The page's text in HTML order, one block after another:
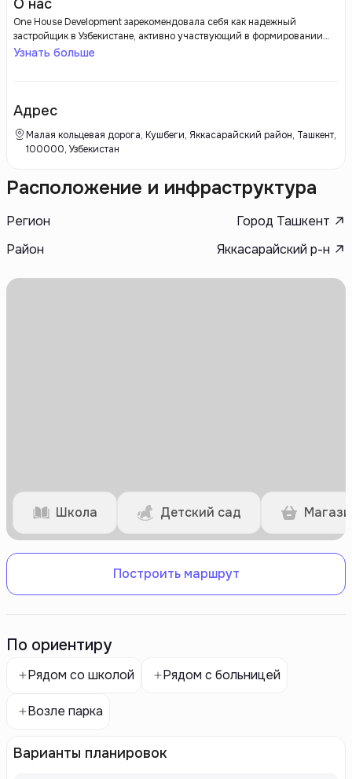
О нас
One House Development зарекомендовала себя как надежный
застройщик в Узбекистане, активно участвующий в формировании
современного облика городов страны. Сосредоточив свои усилия на
Узнать больше
Адрес
Малая кольцевая дорога, Кушбеги, Яккасарайский район, Ташкент,
100000, Узбекистан
Расположение и инфраструктура
Регион
Город Ташкент
Район
Яккасарайский р-н
Школа Детский сад
Построить маршрут
По ориентиру
Рядом со школой Рядом с больницей
Возле парка
Варианты планировок